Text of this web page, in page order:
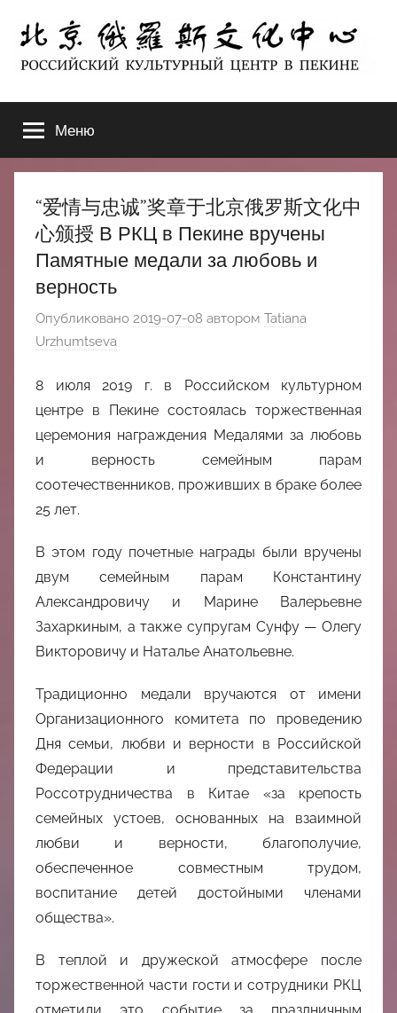
содержимому
北
京
俄
罗
斯
文
中
心
ЦЕНТР
В
ПЕКИНЕ
Меню
“爱情与忠诚”奖章于北京俄罗斯文化中
心颁授 В РКЦ в Пекине вручены
Памятные медали за любовь и
верность
Опубликовано 2019-07-08 автором Tatiana
Urzhumtseva
8 июля 2019 г. в Российском культурном
центре в Пекине состоялась торжественная
церемония награждения Медалями за любовь
и верность семейным парам
соотечественников, проживших в браке более
25 лет.
В этом году почетные награды были вручены
двум семейным парам Константину
Александровичу и Марине Валерьевне
Захаркиным, а также супругам Сунфу — Олегу
Викторовичу и Наталье Анатольевне.
Традиционно медали вручаются от имени
Организационного комитета по проведению
Дня семьи, любви и верности в Российской
Федерации и представительства
Россотрудничества в Китае «за крепость
семейных устоев, основанных на взаимной
любви и верности, благополучие,
обеспеченное совместным трудом,
воспитание детей достойными членами
общества».
В теплой и дружеской атмосфере после
торжественной части гости и сотрудники РКЦ